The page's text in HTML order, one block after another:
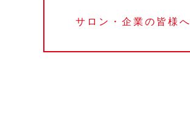
サロン・企業の皆様へ